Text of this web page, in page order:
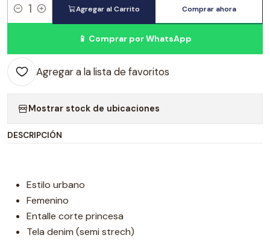
Cantidad
Agregar al Carrito Comprar ahora
📱 Comprar por WhatsApp
Agregar a la lista de favoritos
Mostrar stock de ubicaciones
DESCRIPCIÓN
Estilo urbano
Femenino
Entalle corte princesa
Tela denim (semi strech)